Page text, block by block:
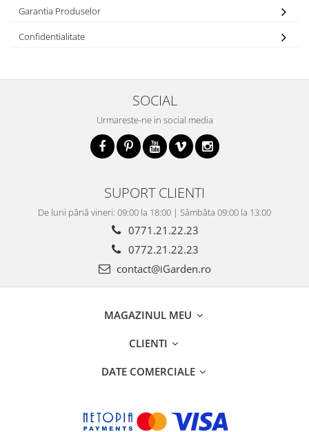
Garantia Produselor
Confidentialitate
SOCIAL
Urmareste-ne in social media
SUPORT CLIENTI
De luni până vineri: 09:00 la 18:00 | Sâmbăta 09:00 la 13:00
0771.21.22.23
0772.21.22.23
contact@iGarden.ro
MAGAZINUL MEU
CLIENTI
DATE COMERCIALE